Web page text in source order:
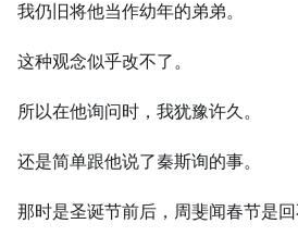
我仍旧将他当作幼年的弟弟。
这种观念似乎改不了。
所以在他询问时，我犹豫许久。
还是简单跟他说了秦斯询的事。
那时是圣诞节前后，周斐闻春节是回